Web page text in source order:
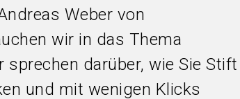
Weber von
wir in das Thema
sprechen darüber, wie Sie Stift
und mit wenigen Klicks